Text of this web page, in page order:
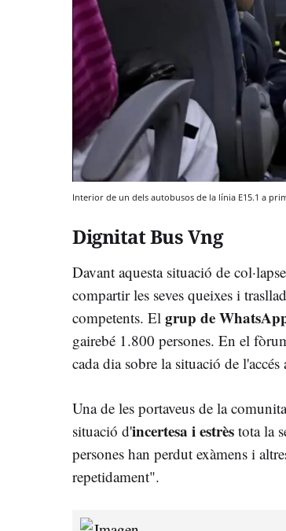
Interior de un dels autobusos de la línia E15.1 a
Dignitat Bus Vng
Davant aquesta situació de
compartir les seves queixes i
competents. El grup de
gairebé 1.800 persones. En el
cada dia sobre la situació de l'accés
Una de les portaveus de la
situació d'incertesa i estrès tota la
persones han perdut exàmens i
repetidament".